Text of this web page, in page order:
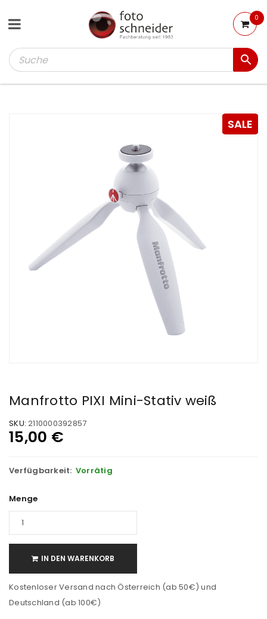
0
SALE
Manfrotto PIXI Mini-Stativ weiß
SKU: 2110000392857
15,00 €
Verfügbarkeit: Vorrätig
Menge
IN DEN WARENKORB
Kostenloser Versand nach Österreich (ab 50€) und
Deutschland (ab 100€)